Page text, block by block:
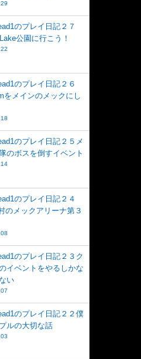
のプレイ日記２７
公園に行こう！
のプレイ日記２６
をメインのメックにし
のプレイ日記２５メ
のボスを倒すイベント
のプレイ日記２４
のメックアリーナ第３
のプレイ日記２３ク
イベントをやるしかな
い
のプレイ日記２２僕
ルの大切な話